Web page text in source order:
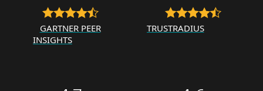
GARTNER PEER
INSIGHTS
TRUSTRADIUS